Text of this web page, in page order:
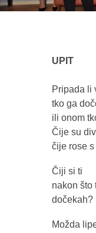
UPIT
Pripada li
tko ga
ili onom
Čije su
čije rose
Čiji si ti
nakon što
dočekah?
Možda